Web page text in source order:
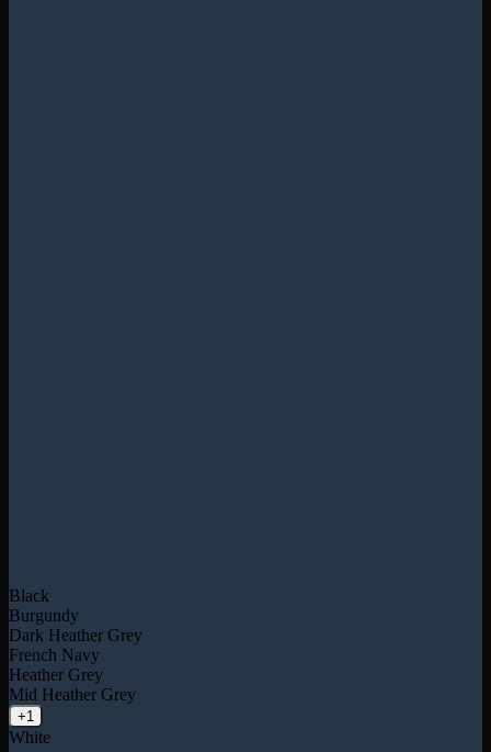
Black
Burgundy
Dark Heather Grey
French Navy
Heather Grey
Mid Heather Grey
+1
White